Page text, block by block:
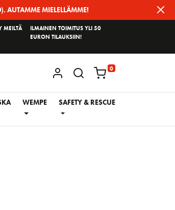
AUTAMME MIELELLÄMME!
MEILTÄ
ILMAINEN TOIMITUS YLI 50
EURON TILAUKSIIN!
KIRJAUDU / REKISTERÖIDY
0
WEMPE SAFETY & RESCUE